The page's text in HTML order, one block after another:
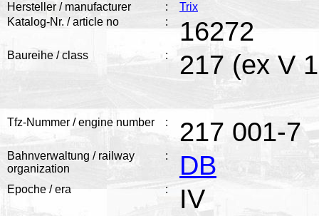
Hersteller / manufacturer :
Trix
Katalog-Nr. / article no
: 16272
Baureihe / class : 217 (ex V
Tfz-Nummer / engine number : 217 001-7
Bahnverwaltung / railway
organization
: DB
Epoche / era : IV